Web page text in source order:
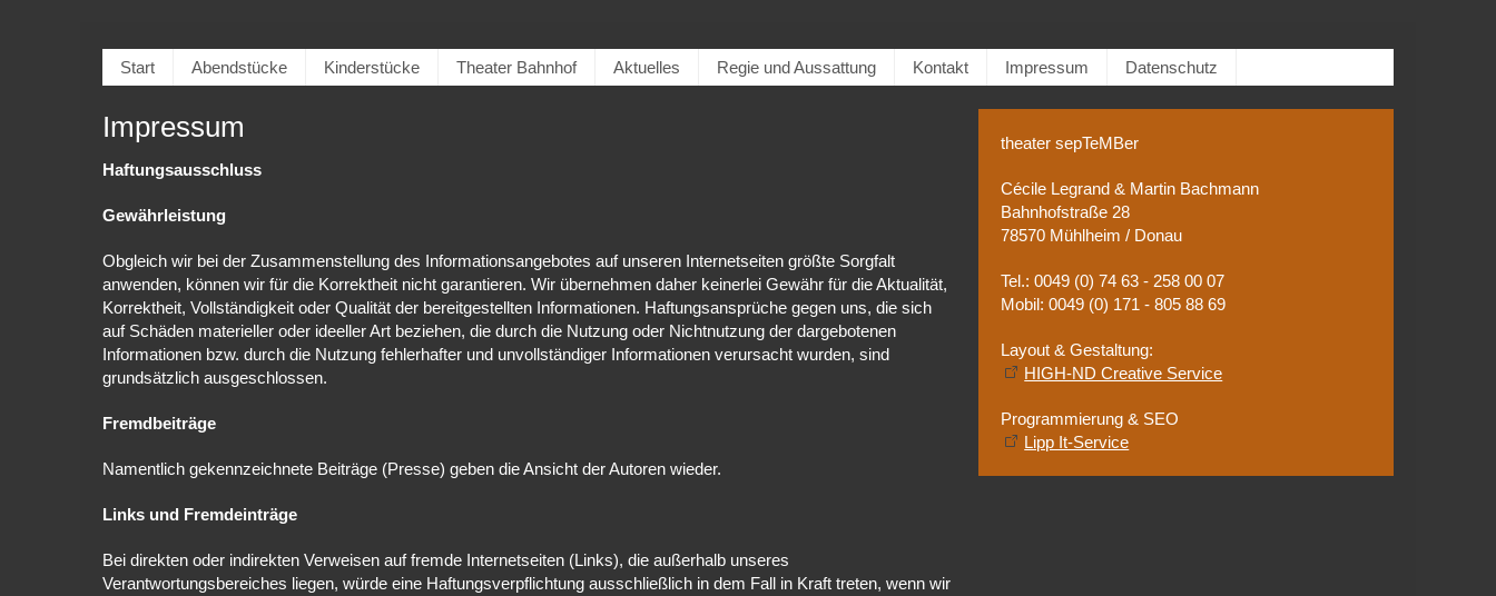
Start Abendstücke Kinderstücke Theater Bahnhof Aktuelles Regie und Aussattung Kontakt Impressum Datenschutz
Impressum
Haftungsausschluss
Gewährleistung
Obgleich wir bei der Zusammenstellung des Informationsangebotes auf unseren Internetseiten größte Sorgfalt
anwenden, können wir für die Korrektheit nicht garantieren. Wir übernehmen daher keinerlei Gewähr für die Aktualität,
Korrektheit, Vollständigkeit oder Qualität der bereitgestellten Informationen. Haftungsansprüche gegen uns, die sich
auf Schäden materieller oder ideeller Art beziehen, die durch die Nutzung oder Nichtnutzung der dargebotenen
Informationen bzw. durch die Nutzung fehlerhafter und unvollständiger Informationen verursacht wurden, sind
grundsätzlich ausgeschlossen.
Fremdbeiträge
Namentlich gekennzeichnete Beiträge (Presse) geben die Ansicht der Autoren wieder.
Links und Fremdeinträge
Bei direkten oder indirekten Verweisen auf fremde Internetseiten (Links), die außerhalb unseres
Verantwortungsbereiches liegen, würde eine Haftungsverpflichtung ausschließlich in dem Fall in Kraft treten, wenn wir
theater sepTeMBer
Cécile Legrand & Martin Bachmann
Bahnhofstraße 28
78570 Mühlheim / Donau
Tel.: 0049 (0) 74 63 - 258 00 07
Mobil: 0049 (0) 171 - 805 88 69
Layout & Gestaltung:
HIGH-ND Creative Service
Programmierung & SEO
Lipp It-Service